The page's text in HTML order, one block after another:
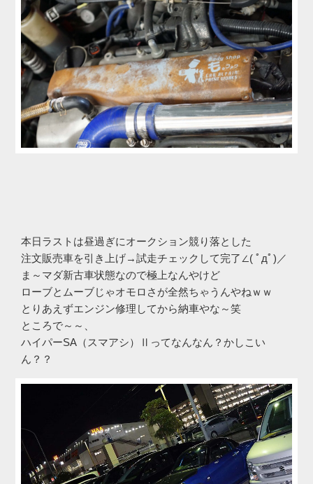
本日ラストは昼過ぎにオークション競り落とした
注文販売車を引き上げ→試走チェックして完了∠( ﾟдﾟ)／
ま～マダ新古車状態なので極上なんやけど
ローブとムーブじゃオモロさが全然ちゃうんやねｗｗ
とりあえずエンジン修理してから納車やな～笑
ところで～～、
ハイパーSA（スマアシ）Ⅱってなんなん？かしこい
ん？？